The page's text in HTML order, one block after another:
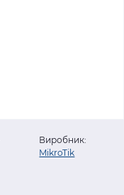
Виробник:
MikroTik